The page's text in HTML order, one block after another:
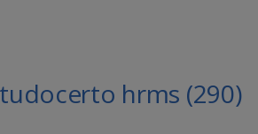
hrms (290)